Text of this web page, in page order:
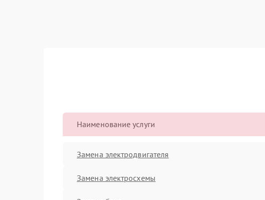
Наименование услуги
Замена электродвигателя
Замена электросхемы